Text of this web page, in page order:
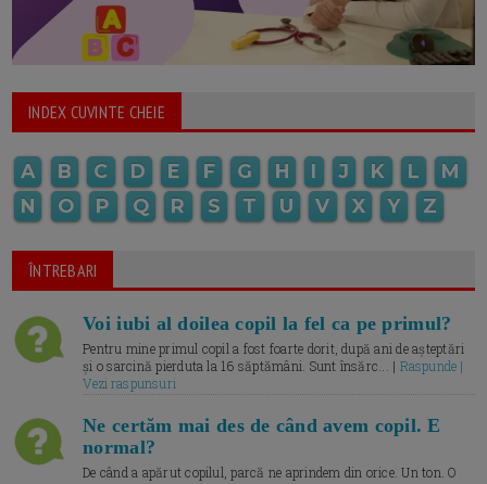
INDEX CUVINTE CHEIE
A B C D E F G H I J K L
M
N
O P Q R S T U V X Y Z
ÎNTREBARI
Voi iubi al doilea copil la fel ca pe primul?
Pentru mine primul copil a fost foarte dorit, după ani de așteptări
și o sarcină pierduta la 16 săptămâni. Sunt însărc... | Raspunde |
Vezi raspunsuri
Ne certăm mai des de când avem copil. E
normal?
De când a apărut copilul, parcă ne aprindem din orice. Un ton. O